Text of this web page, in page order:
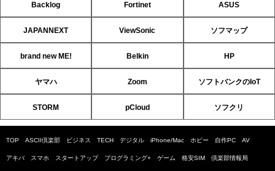
Backlog Fortinet ASUS
JAPANNEXT ViewSonic ソフマップ
brand new ME! Belkin HP
ヤマハ Zoom ソフトバンクのIoT
STORM pCloud ソフクリ
TOP ASCII倶楽部 ビジネス TECH デジタル iPhone/Mac ホビー 自作PC AV
アキバ スマホ スタートアップ プログラミング+ ゲーム 格安SIM 倶楽部情報局